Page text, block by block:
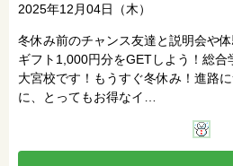
2025年12月04日（木）
冬休み前のチャンス友達と説明会や
ギフト1,000円分をGETしよう！総合
大宮校です！もうすぐ冬休み！進路
に、とってもお得なイ…